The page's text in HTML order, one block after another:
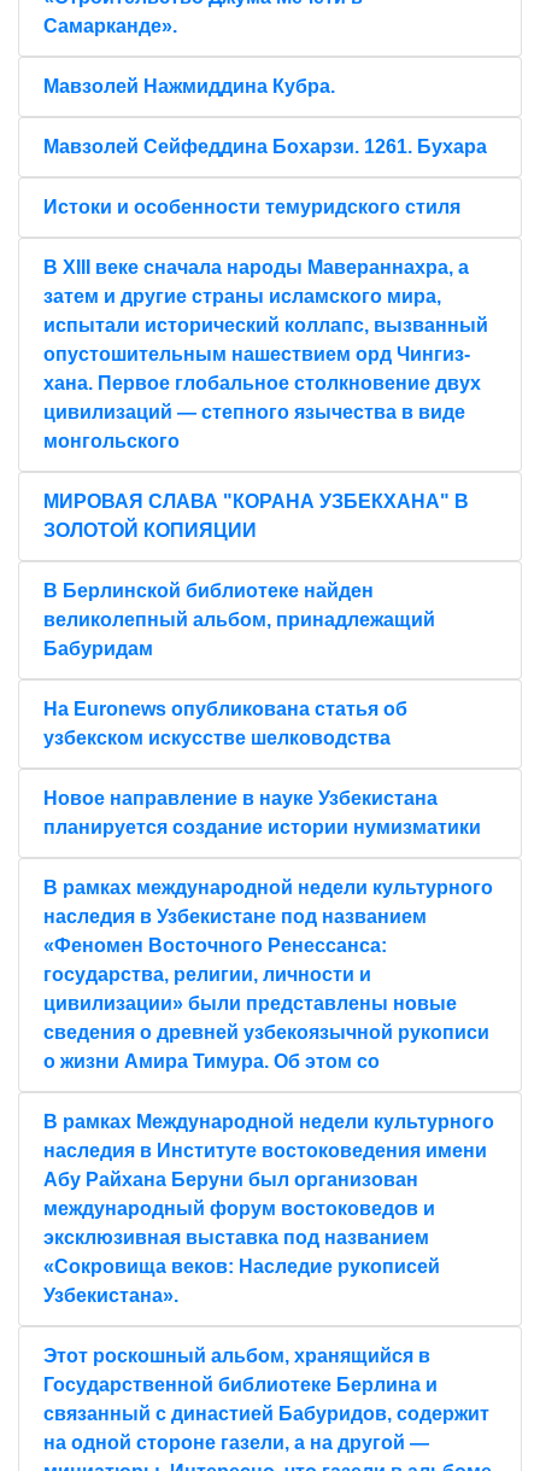
Самарканде».
Мавзолей Нажмиддина Кубра.
Мавзолей Сейфеддина Бохарзи. 1261. Бухара
Истоки и особенности темуридского стиля
В XIII веке сначала народы Мавераннахра, а
затем и другие страны исламского мира,
испытали исторический коллапс, вызванный
опустошительным нашествием орд Чингиз-
хана. Первое глобальное столкновение двух
цивилизаций — степного язычества в виде
монгольского
МИРОВАЯ СЛАВА "КОРАНА УЗБЕКХАНА" В
ЗОЛОТОЙ КОПИЯЦИИ
В Берлинской библиотеке найден
великолепный альбом, принадлежащий
Бабуридам
На Euronews опубликована статья об
узбекском искусстве шелководства
Новое направление в науке Узбекистана
планируется создание истории нумизматики
В рамках международной недели культурного
наследия в Узбекистане под названием
«Феномен Восточного Ренессанса:
государства, религии, личности и
цивилизации» были представлены новые
сведения о древней узбекоязычной рукописи
о жизни Амира Тимура. Об этом со
В рамках Международной недели культурного
наследия в Институте востоковедения имени
Абу Райхана Беруни был организован
международный форум востоковедов и
эксклюзивная выставка под названием
«Сокровища веков: Наследие рукописей
Узбекистана».
Этот роскошный альбом, хранящийся в
Государственной библиотеке Берлина и
связанный с династией Бабуридов, содержит
на одной стороне газели, а на другой —